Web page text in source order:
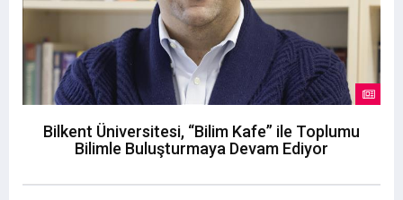
Bilkent Üniversitesi, “Bilim Kafe” ile Toplumu
Bilimle Buluşturmaya Devam Ediyor